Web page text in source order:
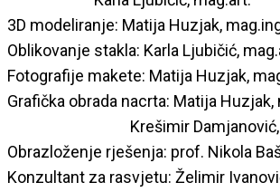
3D modeliranje: Matija Huzjak,
Oblikovanje stakla: Karla Ljubičić,
Fotografije makete: Matija Huzjak,
Grafička obrada nacrta: Matija Huzjak,
Krešimir Damjanović,
Obrazloženje rješenja: prof. Nikola
Konzultant za rasvjetu: Želimir